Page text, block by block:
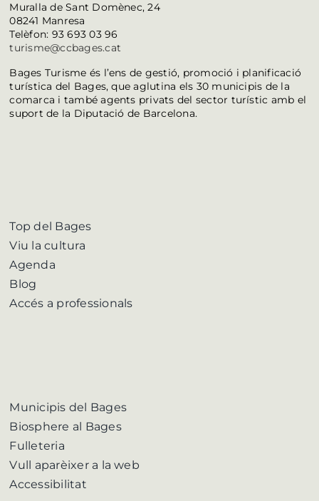
Muralla de Sant Domènec, 24
08241 Manresa
Telèfon: 93 693 03 96
turisme@ccbages.cat
Bages Turisme és l’ens de gestió, promoció i planificació
turística del Bages, que aglutina els 30 municipis de la
comarca i també agents privats del sector turístic amb el
suport de la Diputació de Barcelona.
Top del Bages
Viu la cultura
Agenda
Blog
Accés a professionals
Municipis del Bages
Biosphere al Bages
Fulleteria
Vull aparèixer a la web
Accessibilitat